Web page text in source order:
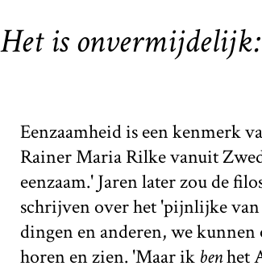
Het is
Eenzaamheid is een kenmerk
Rainer Maria Rilke vanuit
eenzaam.' Jaren later zou de
schrijven over het 'pijnlijke van
dingen en anderen, we
horen en zien. 'Maar ik benhet